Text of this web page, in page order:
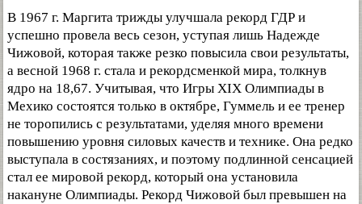
В 1967 г. Маргита трижды улучшала рекорд ГДР и
успешно провела весь сезон, уступая лишь Надежде
Чижовой, которая также резко повысила свои результаты,
а весной 1968 г. стала и рекордсменкой мира, толкнув
ядро на 18,67. Учитывая, что Игры XIX Олимпиады в
Мехико состоятся только в октябре, Гуммель и ее тренер
не торопились с результатами, уделяя много времени
повышению уровня силовых качеств и технике. Она редко
выступала в состязаниях, и поэтому подлинной сенсацией
стал ее мировой рекорд, который она установила
накануне Олимпиады. Рекорд Чижовой был превышен на